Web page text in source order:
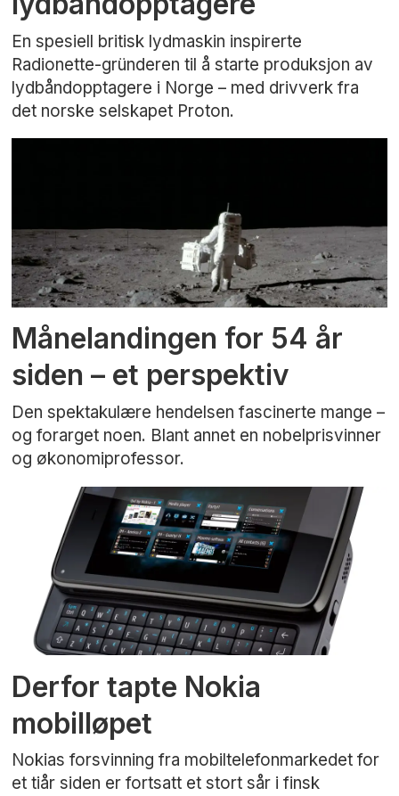
En spesiell britisk lydmaskin inspirerte
Radionette-gründeren til å starte produksjon av
lydbåndopptagere i Norge – med drivverk fra
det norske selskapet Proton.
Månelandingen for 54 år
siden – et perspektiv
Den spektakulære hendelsen fascinerte mange –
og forarget noen. Blant annet en nobelprisvinner
og økonomiprofessor.
Derfor tapte Nokia
mobilløpet
Nokias forsvinning fra mobiltelefonmarkedet for
et tiår siden er fortsatt et stort sår i finsk